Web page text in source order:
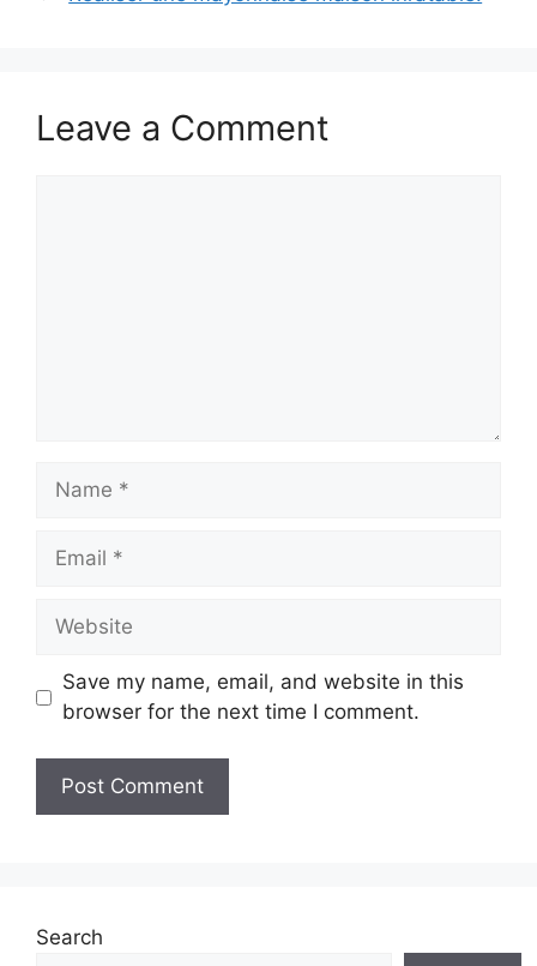
Leave a Comment
Name
Email
Website
Save my name, email, and website in this
browser for the next time I comment.
Search